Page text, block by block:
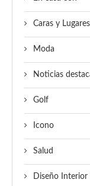
Caras y Lugares
Moda
Noticias
Golf
Icono
Salud
Diseño Interior